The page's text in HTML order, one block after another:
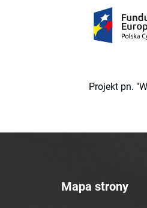
Projekt pn.
Mapa strony